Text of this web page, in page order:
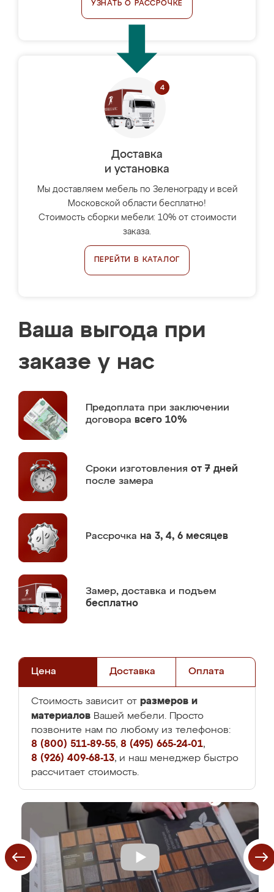
УЗНАТЬ О РАССРОЧКЕ
Доставка
и установка
Мы доставляем мебель по Зеленограду и всей
Московской области бесплатно!
Стоимость сборки мебели: 10% от стоимости
заказа.
ПЕРЕЙТИ В КАТАЛОГ
Ваша выгода при
заказе у нас
Предоплата при заключении
договора всего 10%
Сроки изготовления от 7 дней
после замера
Рассрочка на 3, 4, 6 месяцев
Замер, доставка и подъем
бесплатно
Цена Доставка Оплата
Стоимость зависит от размеров и
материалов Вашей мебели. Просто
позвоните нам по любому из телефонов:
8 (800) 511-89-55, 8 (495) 665-24-01,
8 (926) 409-68-13, и наш менеджер быстро
рассчитает стоимость.